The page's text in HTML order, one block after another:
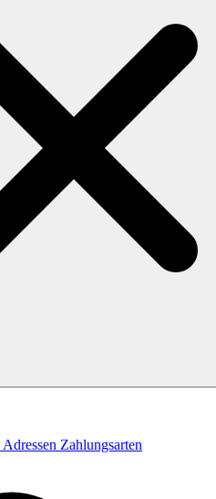
Adressen Zahlungsarten